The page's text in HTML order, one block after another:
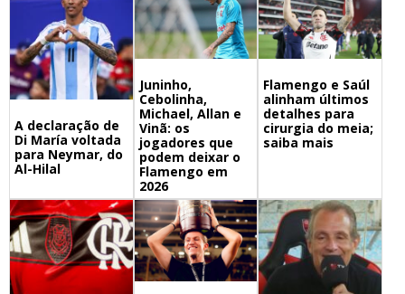
A declaração de
Di María voltada
para Neymar, do
Al-Hilal
Juninho,
Cebolinha,
Michael, Allan e
Vinã: os
jogadores que
podem deixar o
Flamengo em
2026
Flamengo e Saúl
alinham últimos
detalhes para
cirurgia do meia;
saiba mais